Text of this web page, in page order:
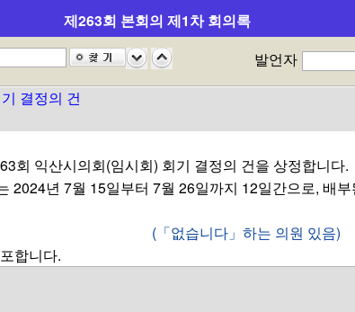
제263회 본회의 제1차 회의록
발언자
용이 시정에 반영될 수 있도록 적극 검토하여 주시고,
시기 바랍니다.
.
결정의 건
회 익산시의회(임시회) 회기 결정의 건을 상정합니다.
2024년 7월 15일부터 7월 26일까지 12일간으로, 배
(「없습니다」하는 의원 있음)
합니다.